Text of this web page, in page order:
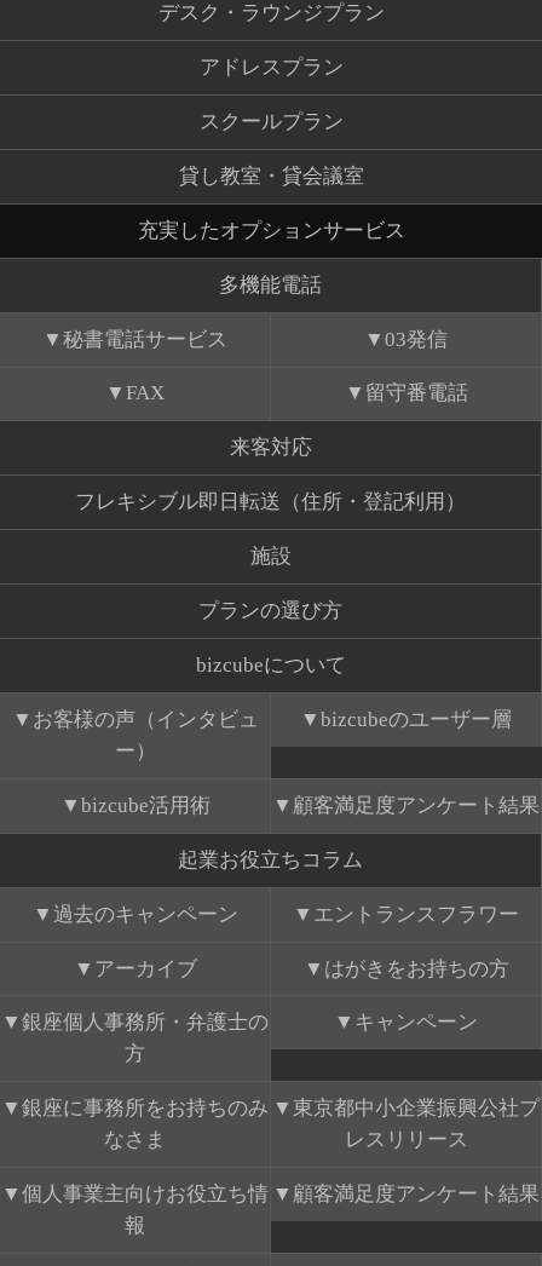
デスク・ラウンジプラン
アドレスプラン
スクールプラン
貸し教室・貸会議室
充実したオプションサービス
多機能電話
秘書電話サービス 03発信
FAX 留守番電話
来客対応
フレキシブル即日転送（住所・登記利用）
施設
プランの選び方
bizcubeについて
お客様の声（インタビュ
ー）
bizcubeのユーザー層
bizcube活用術 顧客満足度アンケート結果
起業お役立ちコラム
過去のキャンペーン エントランスフラワー
アーカイブ はがきをお持ちの方
銀座個人事務所・弁護士の
方
キャンペーン
銀座に事務所をお持ちのみ
なさま
東京都中小企業振興公社プ
レスリリース
個人事業主向けお役立ち情
報
顧客満足度アンケート結果